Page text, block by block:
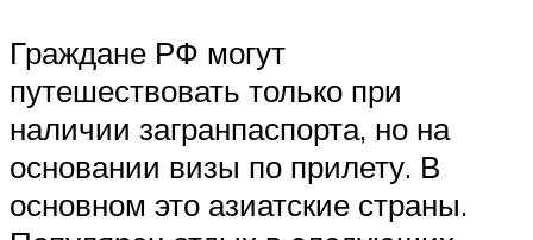
Граждане РФ могут
путешествовать только при
наличии загранпаспорта, но на
основании визы по прилету. В
основном это азиатские страны.